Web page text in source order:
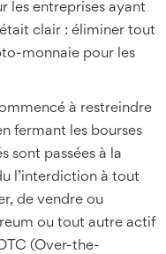
les entreprises ayant
clair : éliminer tout
monnaie pour les
à restreindre
fermant les bourses
sont passées à la
l’interdiction à tout
de vendre ou
ou tout autre actif
(Over-the-